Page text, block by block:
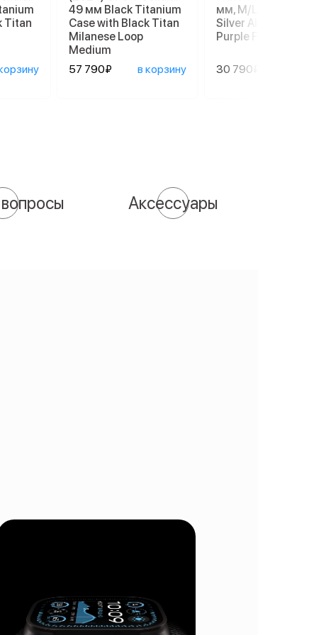
Titan
49 мм Black Titanium
Case with Black Titan
Milanese Loop
Medium
57 790₽
в корзину
мм, M/L
Silver Aluminum
Purple Fog Sport
30 790₽
Аксессуары